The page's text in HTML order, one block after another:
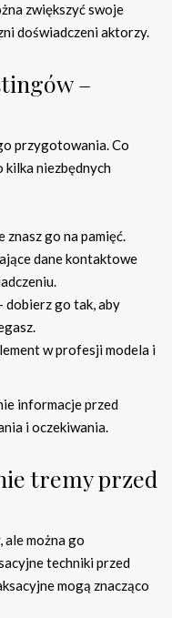
zwiększyć swoje
doświadczeni aktorzy.
–
przygotowania. Co
kilka niezbędnych
znasz go na pamięć.
dane kontaktowe
dobierz go tak, aby
w profesji modela i
informacje przed
i oczekiwania.
tremy przed
można go
techniki przed
mogą znacząco